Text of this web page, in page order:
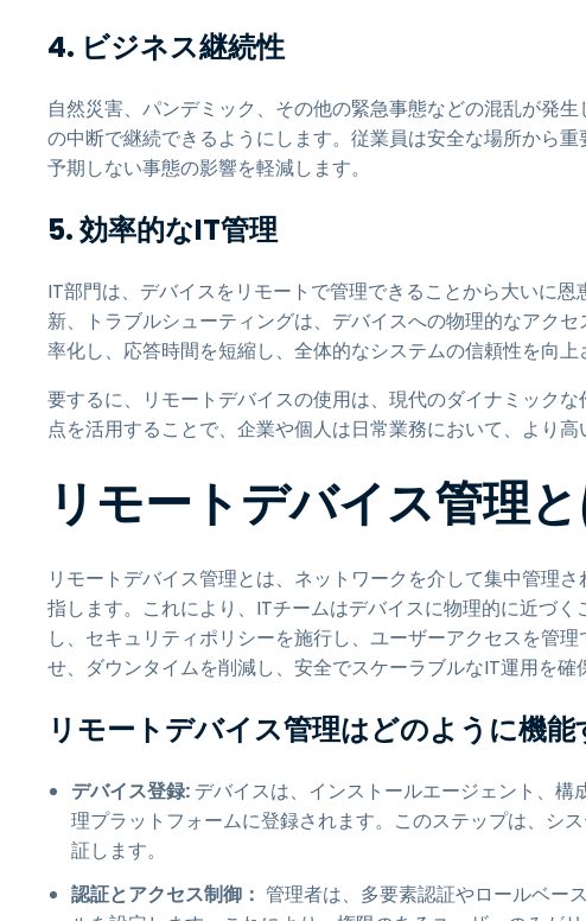
4. ビジネス継続性
自然災害、パンデミック、その他の緊急事態などの混乱が発
の中断で継続できるようにします。従業員は安全な場所から
予期しない事態の影響を軽減します。
5. 効率的なIT管理
IT部門は、デバイスをリモートで管理できることから大いに
新、トラブルシューティングは、デバイスへの物理的なアク
率化し、応答時間を短縮し、全体的なシステムの信頼性を向上
要するに、リモートデバイスの使用は、現代のダイナミック
点を活用することで、企業や個人は日常業務において、より高
リモートデバイス管理
リモートデバイス管理とは、ネットワークを介して集中管理
指します。これにより、ITチームはデバイスに物理的に近づ
し、セキュリティポリシーを施行し、ユーザーアクセスを管
せ、ダウンタイムを削減し、安全でスケーラブルなIT運用を確
リモートデバイス管理はどのように機能
デバイス登録: デバイスは、インストールエージェント、
理プラットフォームに登録されます。このステップは、シ
証します。
認証とアクセス制御： 管理者は、多要素認証やロールベー